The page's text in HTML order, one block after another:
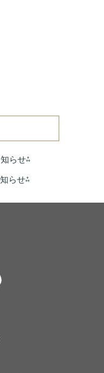
らせ⁂
らせ⁂